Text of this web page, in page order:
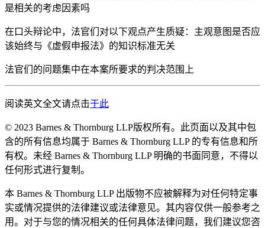
是相关的考虑因素吗
在口头辩论中，法官们对以下观点产生质疑：主观意图是否应
该始终与《虚假申报法》的知识标准无关
法官们的问题集中在本案所要求的判决范围上
阅读英文全文请点击于此
© 2023 Barnes & Thornburg LLP版权所有。此页面以及其中包
含的所有信息均属于 Barnes & Thornburg LLP 的专有信息和所
有权。未经 Barnes & Thornburg LLP 明确的书面同意，不得以
任何形式进行复制。
本 Barnes & Thornburg LLP 出版物不应被解释为对任何特定事
实或情况提供的法律建议或法律意见。其内容仅供一般参考之
用。对于与您的情况相关的任何具体法律问题，我们建议您咨